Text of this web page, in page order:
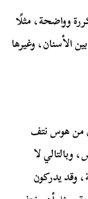
وواضحة، مثلًا
الأسنان، وغيرها
من هوس نتف
وبالتالي لا
وقد يدركون